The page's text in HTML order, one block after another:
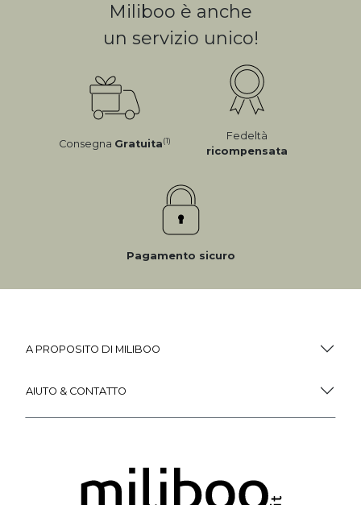
Miliboo è anche
un servizio unico!
Consegna Gratuita(1)
Fedeltà
ricompensata
Pagamento sicuro
A PROPOSITO DI MILIBOO
AIUTO & CONTATTO